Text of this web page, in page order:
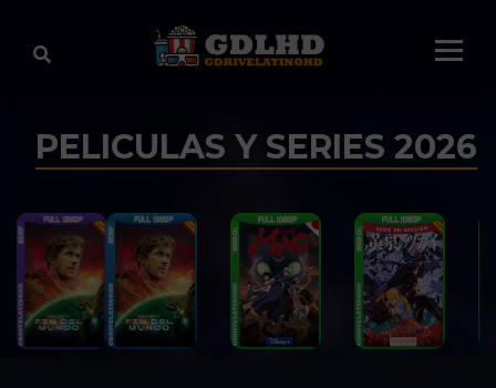
PELICULAS Y SERIES 2026